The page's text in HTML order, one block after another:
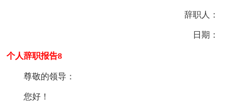
辞职人：
日期：
个人辞职报告8
尊敬的领导：
您好！